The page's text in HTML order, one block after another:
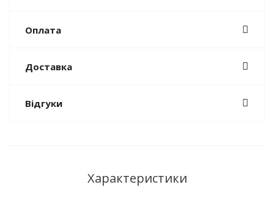
Оплата
Доставка
Відгуки
Характеристики